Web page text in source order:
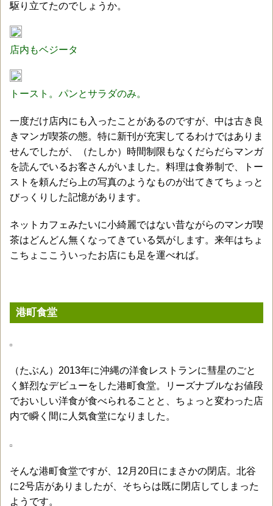
駆り立てたのでしょうか。
店内もベジータ
トースト。パンとサラダのみ。
一度だけ店内にも入ったことがあるのですが、中は古き良
きマンガ喫茶の態。特に新刊が充実してるわけではありま
せんでしたが、（たしか）時間制限もなくだらだらマンガ
を読んでいるお客さんがいました。料理は食券制で、トー
ストを頼んだら上の写真のようなものが出てきてちょっと
びっくりした記憶があります。
ネットカフェみたいに小綺麗ではない昔ながらのマンガ喫
茶はどんどん無くなってきている気がします。来年はちょ
こちょここういったお店にも足を運べれば。
港町食堂
（たぶん）2013年に沖縄の洋食レストランに彗星のごと
く鮮烈なデビューをした港町食堂。リーズナブルなお値段
でおいしい洋食が食べられることと、ちょっと変わった店
内で瞬く間に人気食堂になりました。
そんな港町食堂ですが、12月20日にまさかの閉店。北谷
に2号店がありましたが、そちらは既に閉店してしまった
ようです。